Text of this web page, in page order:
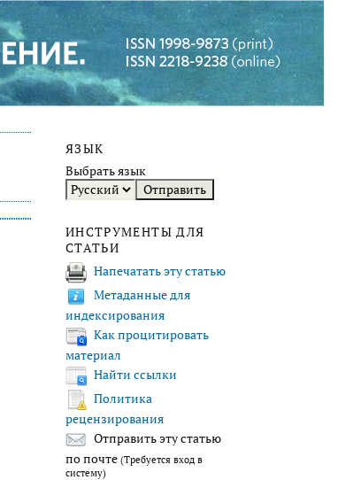
ЯЗЫК
Выбрать язык
ИНСТРУМЕНТЫ ДЛЯ
СТАТЬИ
Напечатать эту статью
Метаданные для
индексирования
Как процитировать
материал
Найти ссылки
Политика
рецензирования
Отправить эту статью
по почте (Требуется вход в
систему)